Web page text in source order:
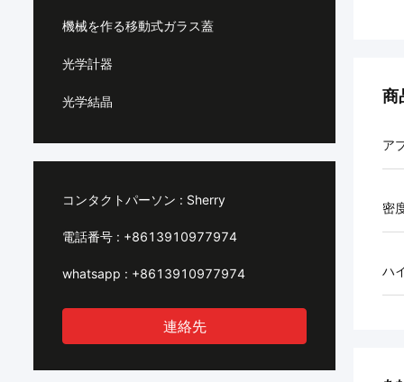
機械を作る移動式ガラス蓋
光学計器
光学結晶
コンタクトパーソン : Sherry
電話番号 : +8613910977974
whatsapp : +8613910977974
連絡先
商
ア
密
ハ